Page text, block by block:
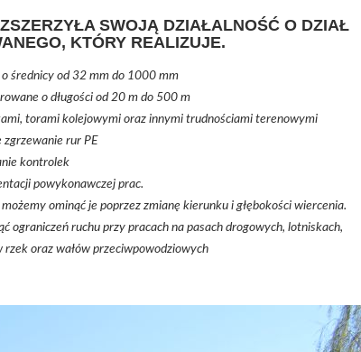
SWOJĄ DZIAŁALNOŚĆ O DZIAŁ
KTÓRY REALIZUJE.
średnicy od 32 mm do 1000 mm
o długości od 20 m do 500 m
torami kolejowymi oraz innymi trudnościami terenowymi
zgrzewanie rur PE
kontrolek
powykonawczej prac.
ominąć je poprzez zmianę kierunku i głębokości wiercenia.
ograniczeń ruchu przy pracach na pasach drogowych, lotniskach,
oraz wałów przeciwpowodziowych